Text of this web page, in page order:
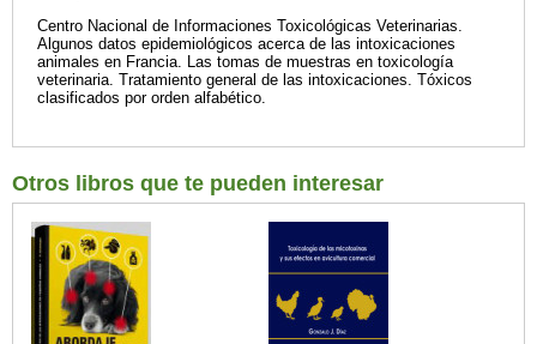
Centro Nacional de Informaciones Toxicológicas Veterinarias.
Algunos datos epidemiológicos acerca de las intoxicaciones
animales en Francia. Las tomas de muestras en toxicología
veterinaria. Tratamiento general de las intoxicaciones. Tóxicos
clasificados por orden alfabético.
Otros libros que te pueden interesar